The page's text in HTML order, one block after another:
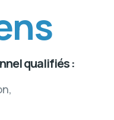
qualifiés :